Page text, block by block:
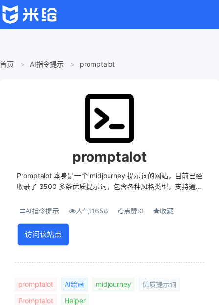
首页 AI指令提示 promptalot
promptalot
Promptalot 本身是一个 midjourney 提示词的网站，目前已经
收录了 3500 多条优质提示词，包含各种风格类型，支持通过
点击卡片右下角的小图标可以查看并一键...
AI指令提示 人气:1658 点赞:0 收藏
访问该站点
promptalot AI绘画 midjourney
优质提示词
Promptalot
Helper